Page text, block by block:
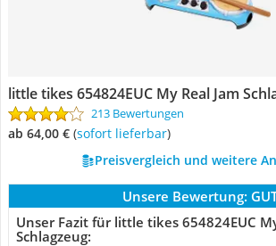
little tikes 654824EUC My Real Jam
213 Bewertungen
ab 64,00 € ( Sofort lieferbar)
Preisvergleich und weitere
Unsere Bewertung:
Unser Fazit für little tikes 654824EUC
Schlagzeug: